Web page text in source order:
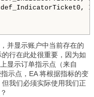
并显示账户中当前存在的
行在此处很重要，因为如
显示订单指示点（来自
示点，EA 将根据指标的变
我们必须实际使用我们正